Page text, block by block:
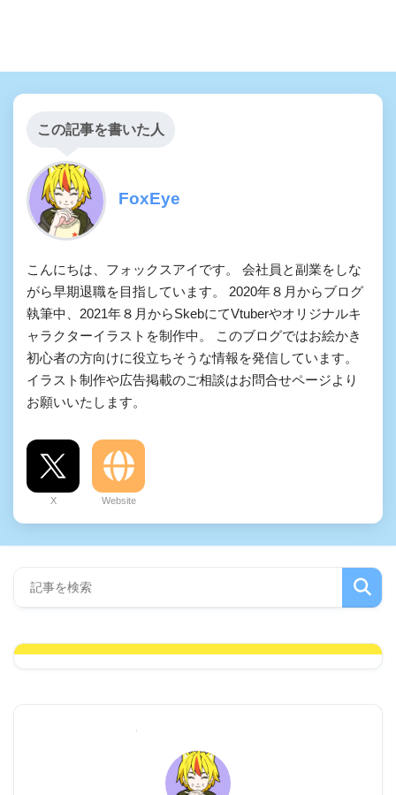
この記事を書いた人
FoxEye
こんにちは、フォックスアイです。 会社員と副業をしな
がら早期退職を目指しています。 2020年８月からブログ
執筆中、2021年８月からSkebにてVtuberやオリジナルキ
ャラクターイラストを制作中。 このブログではお絵かき
初心者の方向けに役立ちそうな情報を発信しています。
イラスト制作や広告掲載のご相談はお問合せページより
お願いいたします。
X Website